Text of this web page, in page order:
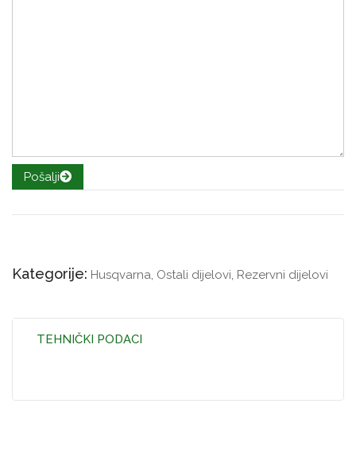
Pošalji
Kategorije: Husqvarna, Ostali dijelovi, Rezervni dijelovi
TEHNIČKI PODACI